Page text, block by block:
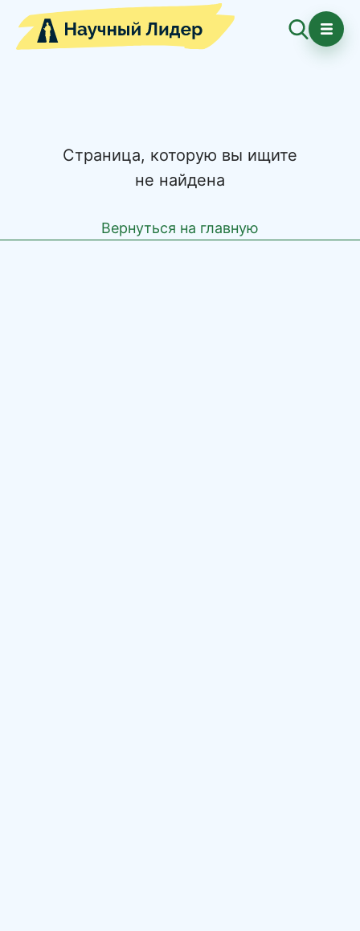
Страница, которую вы ищите
не найдена
Вернуться на главную